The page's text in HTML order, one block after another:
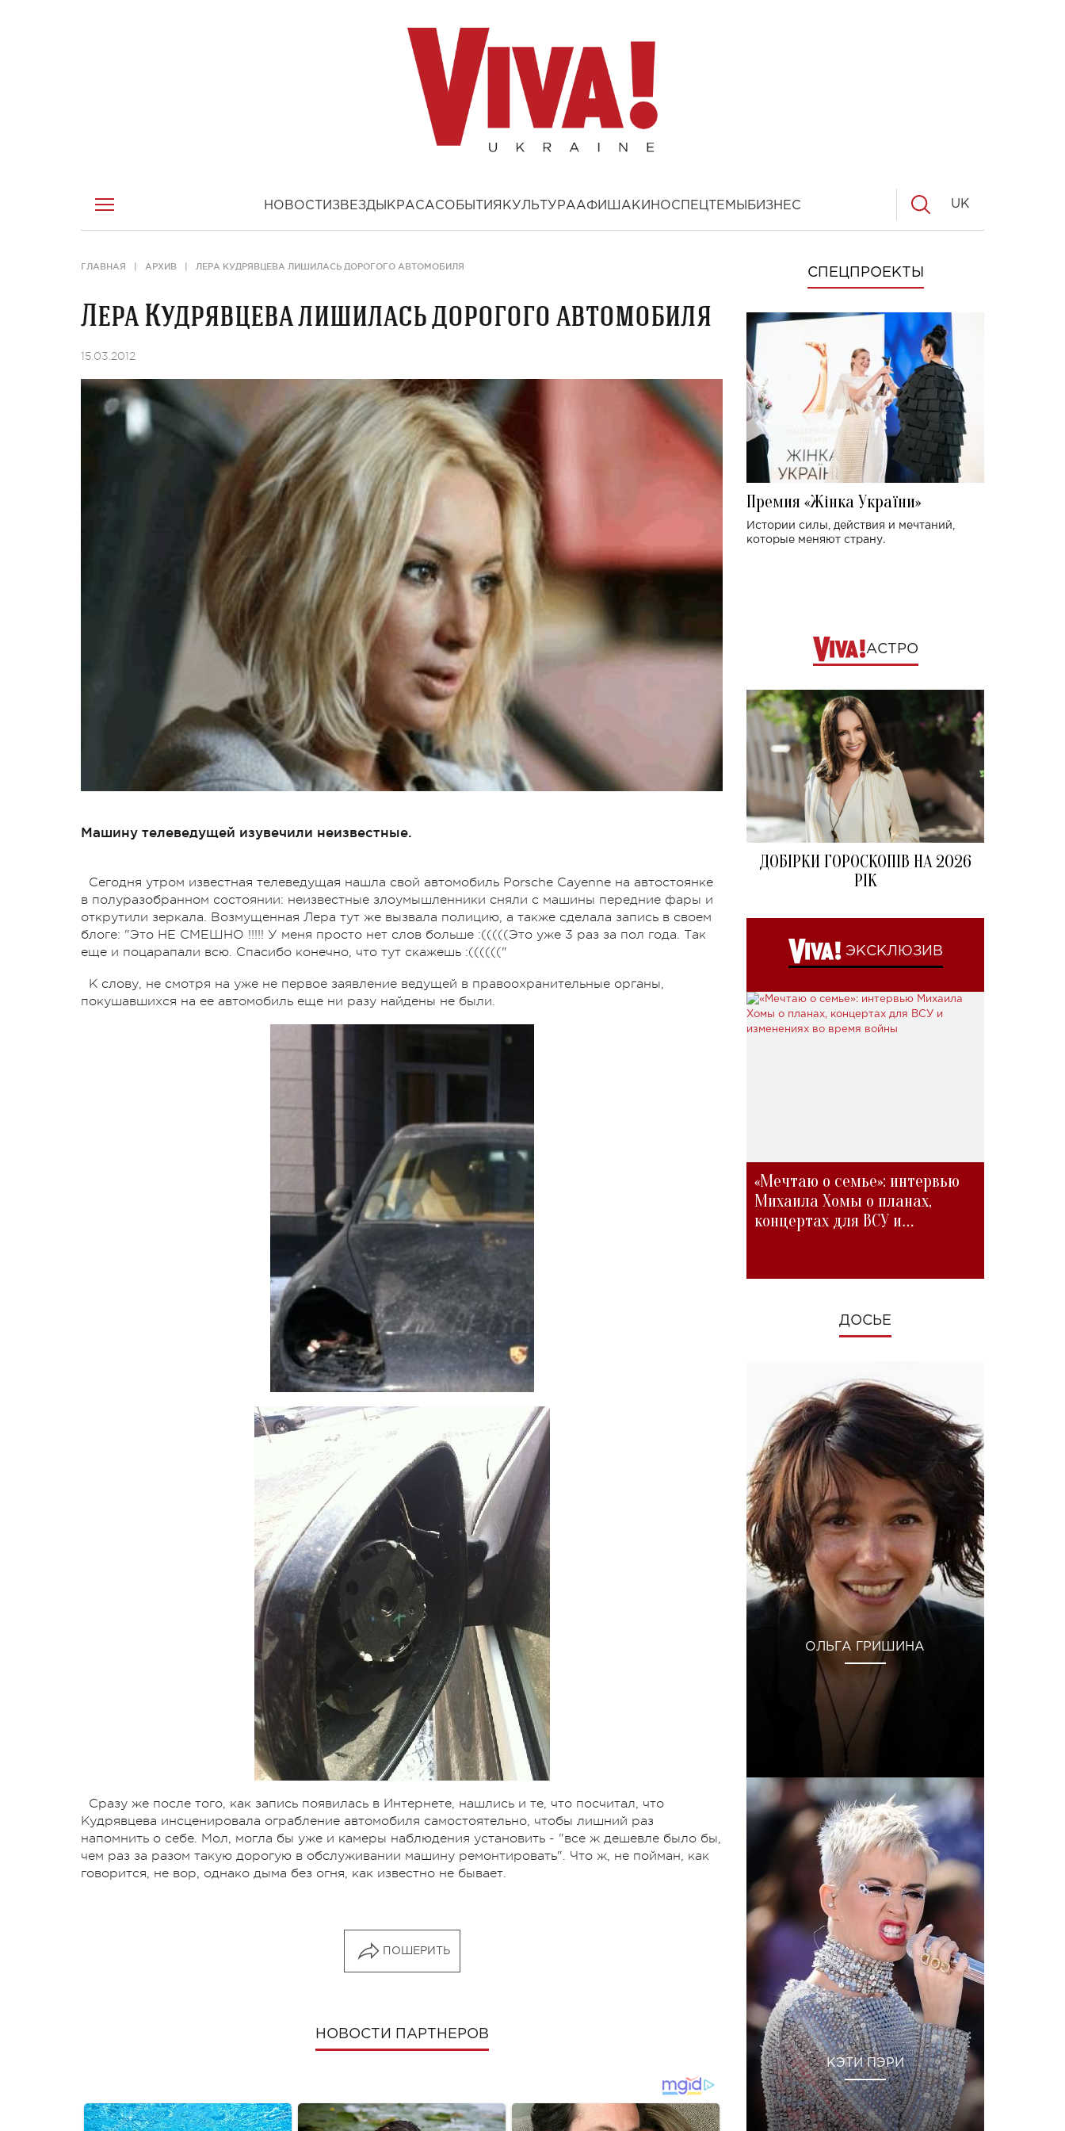
НОВОСТИ ЗВЕЗДЫ КРАСАСОБЫТИЯ КУЛЬТУРААФИША КИНОСПЕЦТЕМЫ БИЗНЕС UK
ГЛАВНАЯ АРХИВ ЛЕРА КУДРЯВЦЕВА ЛИШИЛАСЬ ДОРОГОГО АВТОМОБИЛЯ
Лера Кудрявцева лишилась дорогого автомобиля
15.03.2012
Машину телеведущей изувечили неизвестные.
Сегодня утром известная телеведущая нашла свой автомобиль Porsche Cayenne на автостоянке
в полуразобранном состоянии: неизвестные злоумышленники сняли с машины передние фары и
открутили зеркала. Возмущенная Лера тут же вызвала полицию, а также сделала запись в своем
блоге: "Это НЕ СМЕШНО !!!!! У меня просто нет слов больше :(((((Это уже 3 раз за пол года. Так
еще и поцарапали всю. Спасибо конечно, что тут скажешь :(((((("
К слову, не смотря на уже не первое заявление ведущей в правоохранительные органы,
покушавшихся на ее автомобиль еще ни разу найдены не были.
Сразу же после того, как запись появилась в Интернете, нашлись и те, что посчитал, что
Кудрявцева инсценировала ограбление автомобиля самостоятельно, чтобы лишний раз
напомнить о себе. Мол, могла бы уже и камеры наблюдения установить - "все ж дешевле было бы,
чем раз за разом такую дорогую в обслуживании машину ремонтировать". Что ж, не пойман, как
говорится, не вор, однако дыма без огня, как известно не бывает.
ПОШЕРИТЬ
НОВОСТИ ПАРТНЕРОВ
СПЕЦПРОЕКТЫ
Премия «Жінка України»
Истории силы, действия и мечтаний,
которые меняют страну.
АСТРО
ДОБІРКИ ГОРОСКОПІВ НА 2026
РІК
ЭКСКЛЮЗИВ
«Мечтаю о семье»: интервью
Михаила Хомы о планах,
концертах для ВСУ и
ДОСЬЕ
ОЛЬГА ГРИШИНА
КЭТИ ПЭРИ